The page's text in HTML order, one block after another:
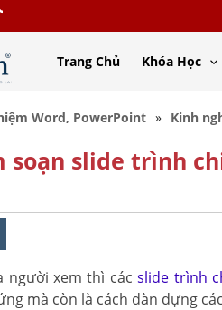
Trang Chủ Khóa Học
Word, PowerPoint Kinh
soạn slide trình
người xem thì cácslide trình
mà còn là cách dàn dựng